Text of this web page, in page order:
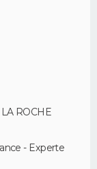
ROCHE
- Experte